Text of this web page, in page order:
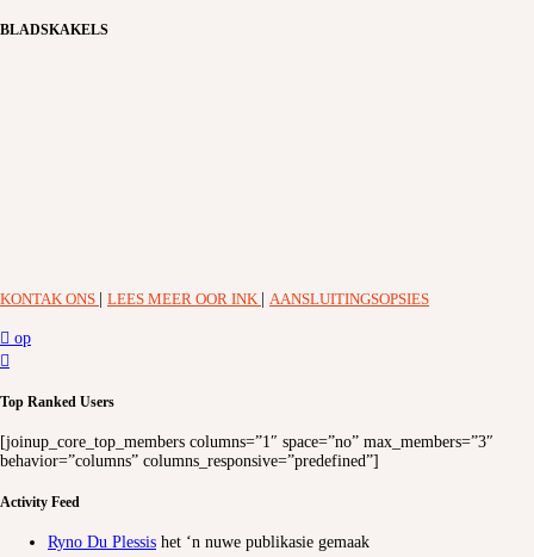
BLADSKAKELS
KONTAK ONS LEES MEER OOR INK AANSLUITINGSOPSIES
op
Top Ranked Users
[joinup_core_top_members columns=”1″ space=”no” max_members=”3″
behavior=”columns” columns_responsive=”predefined”]
Activity Feed
Ryno Du Plessis het ‘n nuwe publikasie gemaak